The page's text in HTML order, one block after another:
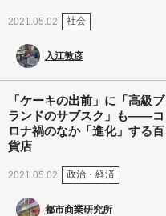
2021.05.02 社会
入江敦彦
「ケーキの出前」に「高級ブ
ランドのサブスク」も――コ
ロナ禍のなか「進化」する百
貨店
2021.05.02 政治・経済
都市商業研究所